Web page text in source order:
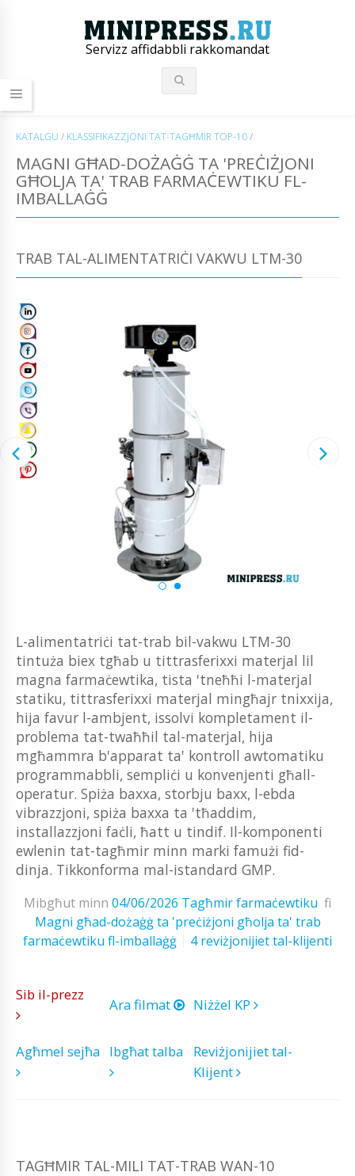
Servizz affidabbli rakkomandat
KATALGU / KLASSIFIKAZZJONI TAT-TAGĦMIR TOP-10/
MAGNI GĦAD-DOŻAĠĠ TA 'PREĊIŻJONI
GĦOLJA TA' TRAB FARMAĊEWTIKU FL-
IMBALLAĠĠ
TRAB TAL-ALIMENTATRIĊI VAKWU LTM-30
L-alimentatriċi tat-trab bil-vakwu LTM-30
tintuża biex tgħab u tittrasferixxi materjal lil
magna farmaċewtika, tista 'tneħħi l-materjal
statiku, tittrasferixxi materjal mingħajr tnixxija,
hija favur l-ambjent, issolvi kompletament il-
problema tat-twaħħil tal-materjal, hija
mgħammra b'apparat ta' kontroll awtomatiku
programmabbli, sempliċi u konvenjenti għall-
operatur. Spiża baxxa, storbju baxx, l-ebda
vibrazzjoni, spiża baxxa ta 'tħaddim,
installazzjoni faċli, ħatt u tindif. Il-komponenti
ewlenin tat-tagħmir minn marki famużi fid-
dinja. Tikkonforma mal-istandard GMP.
Mibgħut minn 04/06/2026 Tagħmir farmaċewtiku fi
Magni għad-dożaġġ ta 'preċiżjoni għolja ta' trab
farmaċewtiku fl-imballaġġ
4 reviżjonijiet tal-klijenti
Sib il-prezz
Ara filmat Niżżel KP
Agħmel sejħa Ibgħat talba
Reviżjonijiet tal-
Klijent
TAGĦMIR TAL-MILI TAT-TRAB WAN-10